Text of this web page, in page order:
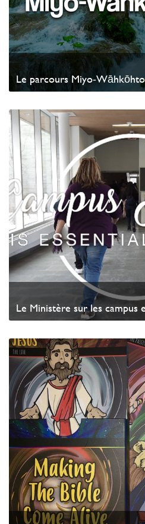
Le parcours
Watch Video
Le Ministère sur les campus
Watch Video